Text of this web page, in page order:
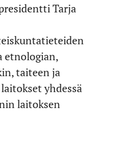
Tarja
etnologian,
taiteen ja
yhdessä
laitoksen